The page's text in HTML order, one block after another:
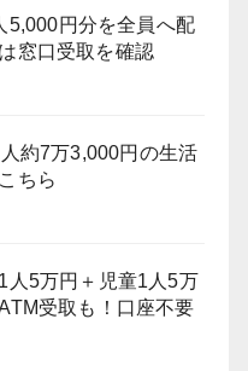
5,000円分を全員へ配
窓口受取を確認
人約7万3,000円の生活
ちら
人5万円＋児童1人5万
受取も！口座不要